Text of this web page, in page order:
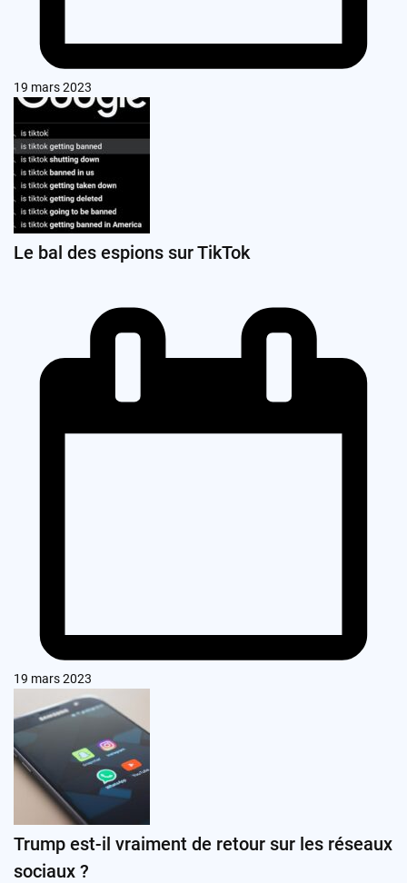
19 mars 2023
Le bal des espions sur TikTok
19 mars 2023
Trump est-il vraiment de retour sur les réseaux
sociaux ?